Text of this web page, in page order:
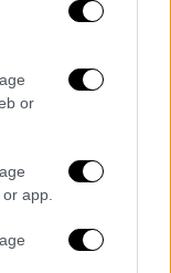
or
app.
όλων των
ζωή
προσοχή
τις δυνάμεις